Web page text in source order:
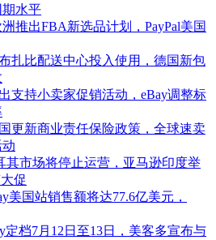
水平
推出FBA新选品计划，PayPal美国
扎比配送中心投入使用，德国新包
支持小卖家促销活动，eBay调整标
更新商业责任保险政策，全球速卖
其市场将停止运营，亚马逊印度举
促
美国站销售额将达77.6亿美元，
定档7月12日至13日，美客多宣布与